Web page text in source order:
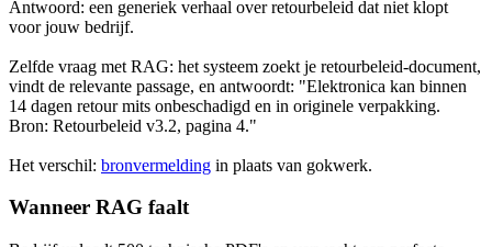
Antwoord: een generiek verhaal over retourbeleid dat niet klopt
voor jouw bedrijf.
Zelfde vraag met RAG: het systeem zoekt je retourbeleid-document,
vindt de relevante passage, en antwoordt: "Elektronica kan binnen
14 dagen retour mits onbeschadigd en in originele verpakking.
Bron: Retourbeleid v3.2, pagina 4."
Het verschil: bronvermelding in plaats van gokwerk.
Wanneer RAG faalt